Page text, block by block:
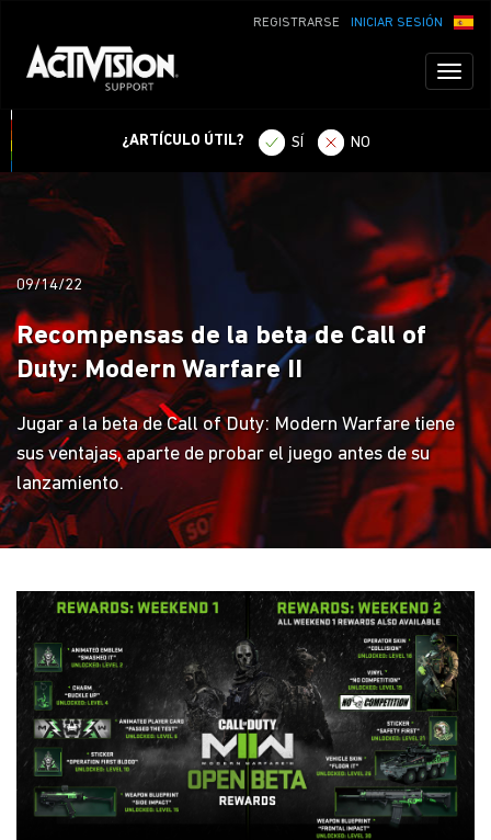
INICIAR SESIÓN
REGISTRARSE
¿ARTÍCULO ÚTIL? SÍ NO
09/14/22
Recompensas de la beta de Call of
Duty: Modern Warfare II
Jugar a la beta de Call of Duty: Modern Warfare tiene
sus ventajas, aparte de probar el juego antes de su
lanzamiento.